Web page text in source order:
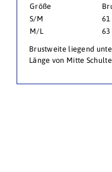
Größe
S/M
61
M/L
63
Brustweite liegend
Länge von Mitte